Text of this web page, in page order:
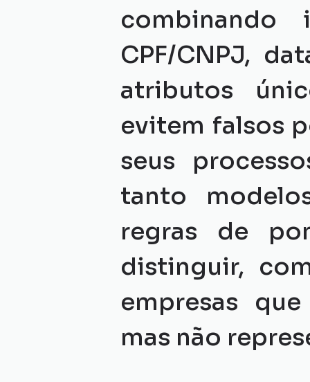
combinando
CPF/CNPJ,
atributos
evitem falsos
seus
tanto
regras de
distinguir,
empresas
mas não